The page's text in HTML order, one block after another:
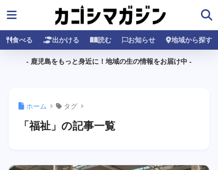
食べる 出かける 読む お知らせ 地域から探す
- 鹿児島をもっと身近に！地域の生の情報をお届け中 -
ホーム タグ
「福祉」の記事一覧